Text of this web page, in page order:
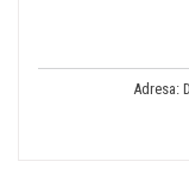
Adresa: